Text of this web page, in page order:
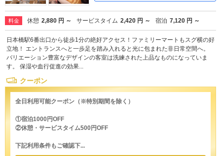
料金 休憩 2,880 円 ～ サービスタイム 2,420 円 ～ 宿泊 7,120 円 ～
日本橋駅6番出口から徒歩1分の絶好アクセス！ファミリーマートもスグ横の好
立地！ エントランスへと一歩足を踏み入れると光に包まれた非日常空間へ。
バリエーション豊富なデザインの客室は洗練された上品なものになっていま
す。 保湿や血行促進の効果...
クーポン
全日利用可能クーポン（※特別期間を除く）
①宿泊1000円OFF
②休憩・サービスタイム500円OFF
下記利用条件もご確認下...